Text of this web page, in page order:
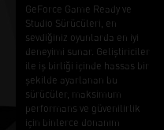
GeForce Game Ready ve
Studio Sürücüleri, en
sevdiğiniz oyunlarda en iyi
deneyimi sunar. Geliştiriciler
ile iş birliği içinde hassas bir
şekilde ayarlanan bu
sürücüler, maksimum
performans ve güvenilirlik
için binlerce donanım